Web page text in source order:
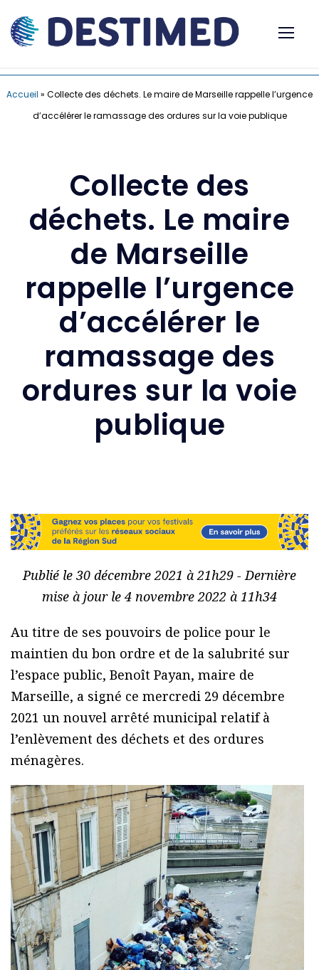
Accueil » Collecte des déchets. Le maire de Marseille rappelle l’urgence
d’accélérer le ramassage des ordures sur la voie publique
Collecte des
déchets. Le maire
de Marseille
rappelle l’urgence
d’accélérer le
ramassage des
ordures sur la voie
publique
Publié le 30 décembre 2021 à 21h29 - Dernière
mise à jour le 4 novembre 2022 à 11h34
Au titre de ses pouvoirs de police pour le
maintien du bon ordre et de la salubrité sur
l’espace public, Benoît Payan, maire de
Marseille, a signé ce mercredi 29 décembre
2021 un nouvel arrêté municipal relatif à
l’enlèvement des déchets et des ordures
ménagères.